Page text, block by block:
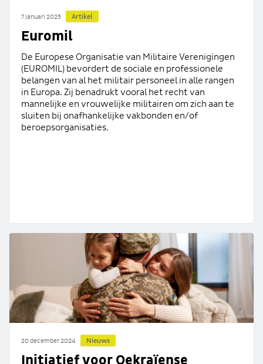
7 januari 2025 Artikel
Euromil
De Europese Organisatie van Militaire Verenigingen
(EUROMIL) bevordert de sociale en professionele
belangen van al het militair personeel in alle rangen
in Europa. Zij benadrukt vooral het recht van
mannelijke en vrouwelijke militairen om zich aan te
sluiten bij onafhankelijke vakbonden en/of
beroepsorganisaties.
20 december 2024 Nieuws
Initiatief voor Oekraïense